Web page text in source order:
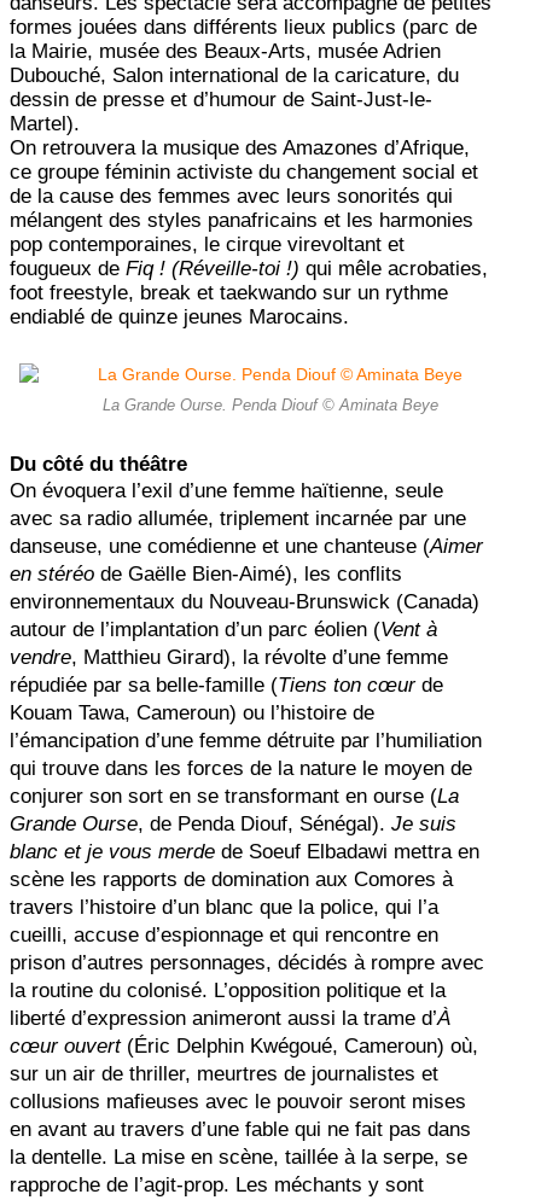
formes jouées dans différents lieux publics (parc de
la Mairie, musée des Beaux-Arts, musée Adrien
Dubouché, Salon international de la caricature, du
dessin de presse et d’humour de Saint-Just-le-
Martel).
On retrouvera la musique des Amazones d’Afrique,
ce groupe féminin activiste du changement social et
de la cause des femmes avec leurs sonorités qui
mélangent des styles panafricains et les harmonies
pop contemporaines, le cirque virevoltant et
fougueux de Fiq ! (Réveille-toi !) qui mêle acrobaties,
foot freestyle, break et taekwando sur un rythme
endiablé de quinze jeunes Marocains.
La Grande Ourse. Penda Diouf © Aminata Beye
Du côté du théâtre
On évoquera l’exil d’une femme haïtienne, seule
avec sa radio allumée, triplement incarnée par une
danseuse, une comédienne et une chanteuse (Aimer
en stéréo de Gaëlle Bien-Aimé), les conflits
environnementaux du Nouveau-Brunswick (Canada)
autour de l’implantation d’un parc éolien (Vent à
vendre, Matthieu Girard), la révolte d’une femme
répudiée par sa belle-famille (Tiens ton cœurde
Kouam Tawa, Cameroun) ou l’histoire de
l’émancipation d’une femme détruite par l’humiliation
qui trouve dans les forces de la nature le moyen de
conjurer son sort en se transformant en ourse (La
Grande Ourse, de Penda Diouf, Sénégal). Je suis
blanc et je vous merde de Soeuf Elbadawi mettra en
scène les rapports de domination aux Comores à
travers l’histoire d’un blanc que la police, qui l’a
cueilli, accuse d’espionnage et qui rencontre en
prison d’autres personnages, décidés à rompre avec
la routine du colonisé. L’opposition politique et la
liberté d’expression animeront aussi la trame d’À
cœur ouvert(Éric Delphin Kwégoué, Cameroun) où,
sur un air de thriller, meurtres de journalistes et
collusions mafieuses avec le pouvoir seront mises
en avant au travers d’une fable qui ne fait pas dans
la dentelle. La mise en scène, taillée à la serpe, se
rapproche de l’agit-prop. Les méchants y sont